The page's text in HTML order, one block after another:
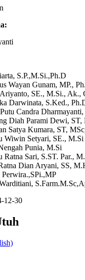
S.P.,M.Si.,Ph.D
Wayan Gunam, MP.,
Ariyanto, SE., M.Si.,
Darwinata, S.Ked.,
Candra
Diah Parami Dewi,
Satya Kumara, ST,
Wiwin Setyari, SE.,
Punia, M.Si
Ratna Sari, S.ST. Par.,
Dian Aryani, SS,
Perwira.,SPi.,MP
12-30